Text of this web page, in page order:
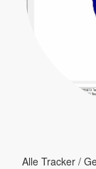
Alle Tracker /